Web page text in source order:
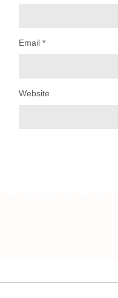
Email *
Website